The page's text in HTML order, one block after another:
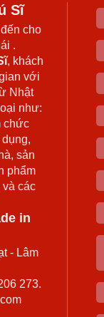
Sĩ
cho
.
, khách
với
Nhật
như:
chức
sản
phẩm
và các
in
- Lâm
273.